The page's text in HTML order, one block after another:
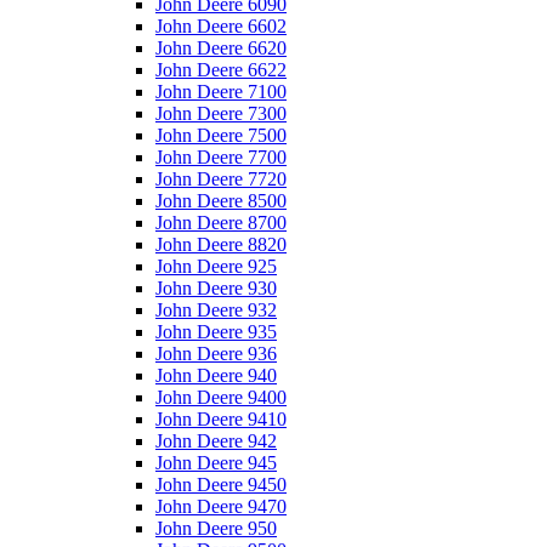
John Deere 6090
John Deere 6602
John Deere 6620
John Deere 6622
John Deere 7100
John Deere 7300
John Deere 7500
John Deere 7700
John Deere 7720
John Deere 8500
John Deere 8700
John Deere 8820
John Deere 925
John Deere 930
John Deere 932
John Deere 935
John Deere 936
John Deere 940
John Deere 9400
John Deere 9410
John Deere 942
John Deere 945
John Deere 9450
John Deere 9470
John Deere 950